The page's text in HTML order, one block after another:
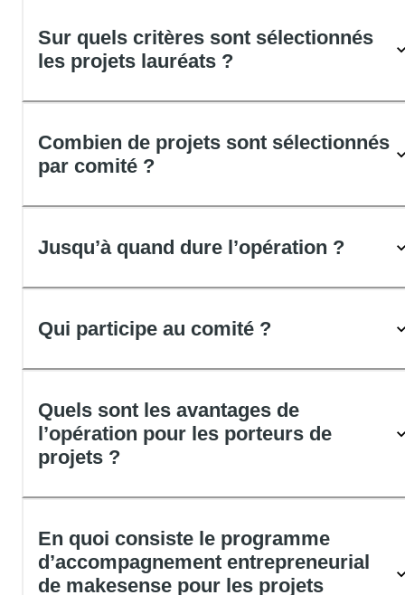
Sur quels critères sont sélectionnés
les projets lauréats ?
Combien de projets sont sélectionnés
par comité ?
Jusqu’à quand dure l’opération ?
Qui participe au comité ?
Quels sont les avantages de
l’opération pour les porteurs de
projets ?
En quoi consiste le programme
d’accompagnement entrepreneurial
de makesense pour les projets